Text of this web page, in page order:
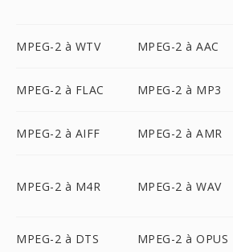
MPEG-2 à WTV MPEG-2 à AAC
MPEG-2 à FLAC MPEG-2 à MP3
MPEG-2 à AIFF MPEG-2 à AMR
MPEG-2 à M4R MPEG-2 à WAV
MPEG-2 à DTS MPEG-2 à OPUS